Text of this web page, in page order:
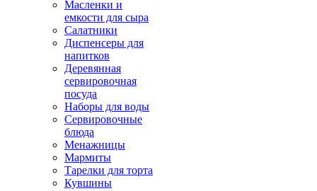
Масленки и
емкости для сыра
Салатники
Диспенсеры для
напитков
Деревянная
сервировочная
посуда
Наборы для воды
Сервировочные
блюда
Менажницы
Мармиты
Тарелки для торта
Кувшины